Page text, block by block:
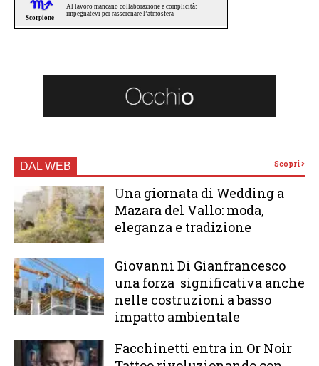
DAL WEB Scopri
Una giornata di Wedding a
Mazara del Vallo: moda,
eleganza e tradizione
Giovanni Di Gianfrancesco
una forza significativa anche
nelle costruzioni a basso
impatto ambientale
Facchinetti entra in Or Noir